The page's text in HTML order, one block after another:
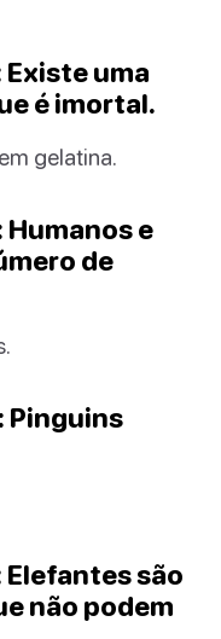
Existe uma
é imortal.
gelatina.
Humanos e
de
Pinguins
Elefantes são
não podem